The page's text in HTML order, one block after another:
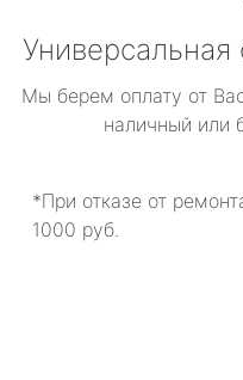
Универсальная
Мы берем оплату от
наличный или
*При отказе от
1000 руб.